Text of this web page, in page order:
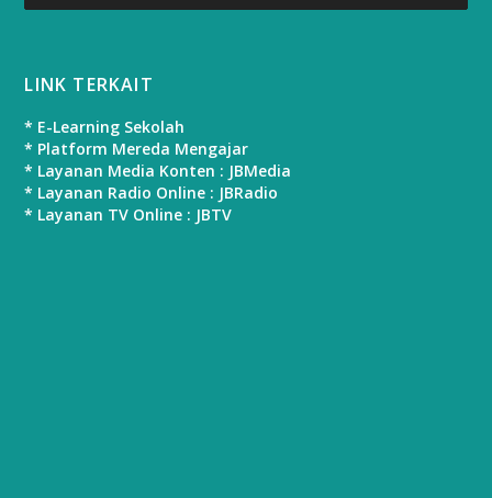
LINK TERKAIT
* E-Learning Sekolah
* Platform Mereda Mengajar
* Layanan Media Konten : JBMedia
* Layanan Radio Online : JBRadio
* Layanan TV Online : JBTV